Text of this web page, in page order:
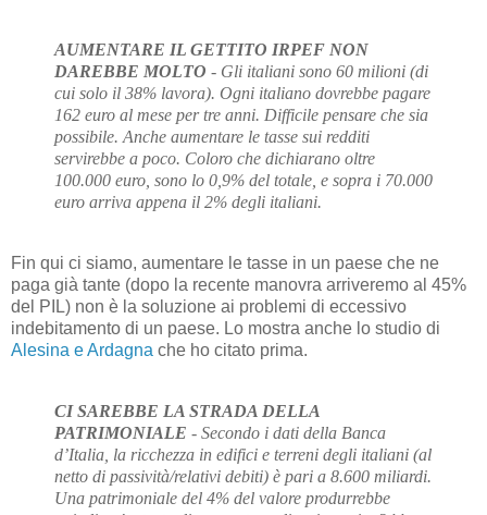
AUMENTARE IL GETTITO IRPEF NON
DAREBBE MOLTO - Gli italiani sono 60 milioni (di
cui solo il 38% lavora). Ogni italiano dovrebbe pagare
162 euro al mese per tre anni. Difficile pensare che sia
possibile. Anche aumentare le tasse sui redditi
servirebbe a poco. Coloro che dichiarano oltre
100.000 euro, sono lo 0,9% del totale, e sopra i 70.000
euro arriva appena il 2% degli italiani.
Fin qui ci siamo, aumentare le tasse in un paese che ne
paga già tante (dopo la recente manovra arriveremo al 45%
del PIL) non è la soluzione ai problemi di eccessivo
indebitamento di un paese. Lo mostra anche lo studio di
Alesina e Ardagna che ho citato prima.
CI SAREBBE LA STRADA DELLA
PATRIMONIALE - Secondo i dati della Banca
d’Italia, la ricchezza in edifici e terreni degli italiani (al
netto di passività/relativi debiti) è pari a 8.600 miliardi.
Una patrimoniale del 4% del valore produrrebbe